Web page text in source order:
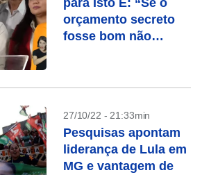
para Isto É: “Se o
orçamento secreto
fosse bom não
27/10/22 - 21:33min
Pesquisas apontam
liderança de Lula em
MG e vantagem de